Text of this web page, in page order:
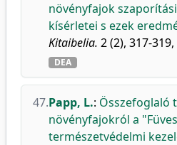
növényfajok
kísérletei s ezek
Kitaibelia. 2 (2), 317-
DEA
47.Papp, L.: Összefoglaló
növényfajokról a
természetvédelmi